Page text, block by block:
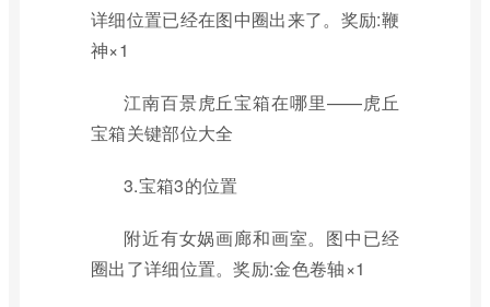
详细位置已经在图中圈出来了。奖励:鞭
神×1
江南百景虎丘宝箱在哪里——虎丘
宝箱关键部位大全
3.宝箱3的位置
附近有女娲画廊和画室。图中已经
圈出了详细位置。奖励:金色卷轴×1